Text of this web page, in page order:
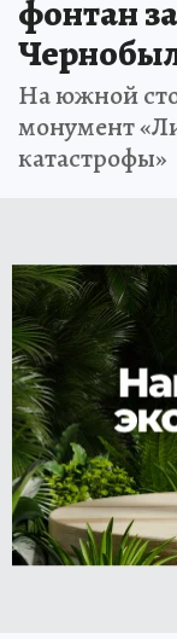
фонтан
На южной
монумент
катастрофы»